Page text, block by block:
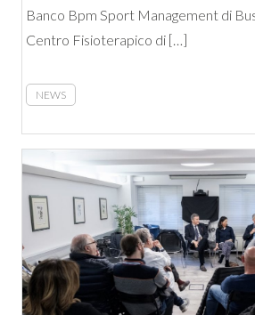
Banco Bpm Sport Management di
Centro Fisioterapico di […]
NEWS